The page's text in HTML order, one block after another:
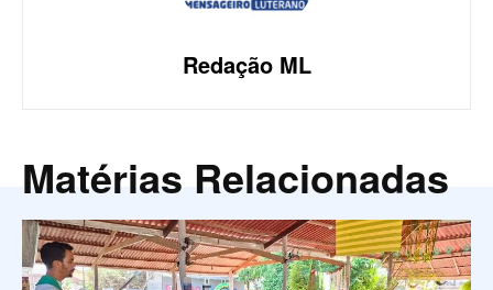
Redação ML
Matérias Relacionadas